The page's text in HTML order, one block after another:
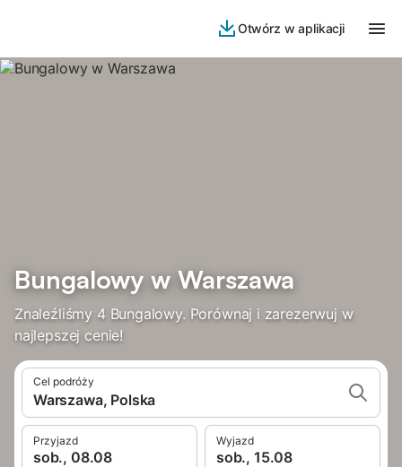
Otwórz w aplikacji
Bungalowy w Warszawa
Znaleźliśmy 4 Bungalowy. Porównaj i zarezerwuj w
najlepszej cenie!
Cel podróży
Warszawa, Polska
Przyjazd
sob., 08.08
Wyjazd
sob., 15.08